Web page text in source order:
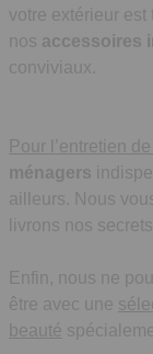
votre extérieur
nos accessoires
conviviaux.
Pour l’entretien
ménagers
ailleurs. Nous
livrons nos
Enfin, nous ne
être avec une
beauté